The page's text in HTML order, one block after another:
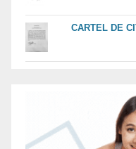
CARTEL DE